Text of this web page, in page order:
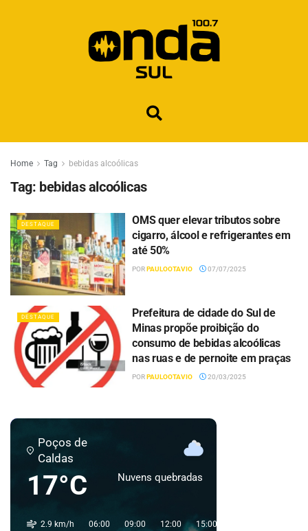
Home Tag bebidas alcoólicas
Tag: bebidas alcoólicas
DESTAQUE
OMS quer elevar tributos sobre
cigarro, álcool e refrigerantes em
até 50%
PORPAULOOTAVIO 07/07/2025
DESTAQUE
Prefeitura de cidade do Sul de
Minas propõe proibição do
consumo de bebidas alcoólicas
nas ruas e de pernoite em praças
PORPAULOOTAVIO 20/03/2025
Poços de
Caldas
17°C Nuvens quebradas
2.9 km/h 06:00 09:00 12:00 15:00